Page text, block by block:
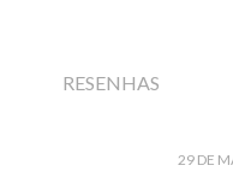
RESENHAS
29 DE